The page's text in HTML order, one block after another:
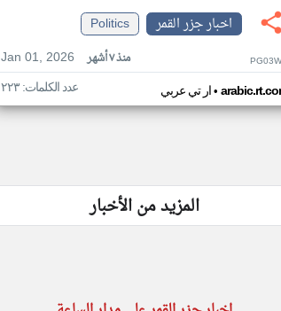
اخبار جزر القمر
Politics
Jan 01, 2026
منذ ٧ أشهر
ار تي عربي• عدد الكلمات: ٢٢٣
المزيد من الأخبار